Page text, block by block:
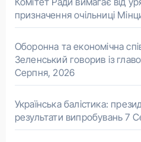
призначення очільниці
Оборонна та економічна
Зеленський говорив із
Серпня, 2026
Українська балістика:
результати випробувань 7